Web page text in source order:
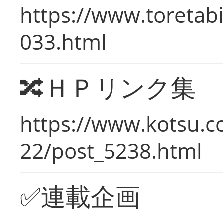
https://
033.html
🔀ＨＰリンク集
https://
22/post_5238.html
✅連載企画